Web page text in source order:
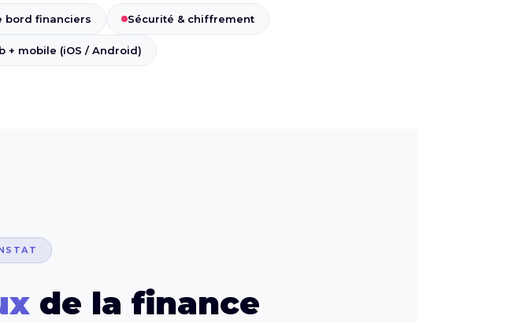
bord financiers Sécurité & chiffrement
+ mobile (iOS / Android)
de la finance